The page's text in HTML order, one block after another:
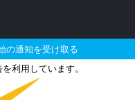
の通知を受け取る
利用しています。
11月に再販